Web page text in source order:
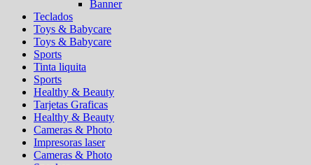
Banner
Teclados
Toys & Babycare
Toys & Babycare
Sports
Tinta liquita
Sports
Healthy & Beauty
Tarjetas Graficas
Healthy & Beauty
Cameras & Photo
Impresoras laser
Cameras & Photo